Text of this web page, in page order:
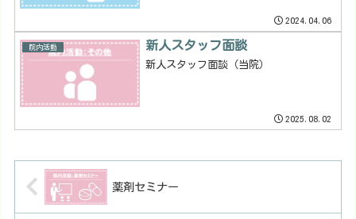
2024.04.06
院内活動 新人スタッフ面談
新人スタッフ面談（当院）
2025.08.02
薬剤セミナー